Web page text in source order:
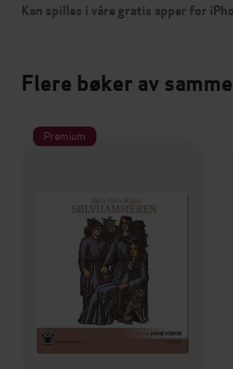
Kan spilles i våre gratis apper for
Flere bøker av
Premium